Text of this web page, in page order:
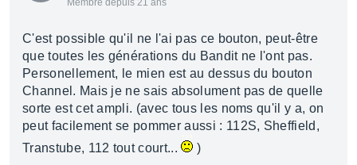
Membre depuis 21 ans
C'est possible qu'il ne l'ai pas ce bouton, peut-être
que toutes les générations du Bandit ne l'ont pas.
Personellement, le mien est au dessus du bouton
Channel. Mais je ne sais absolument pas de quelle
sorte est cet ampli. (avec tous les noms qu'il y a, on
peut facilement se pommer aussi : 112S, Sheffield,
Transtube, 112 tout court...
)